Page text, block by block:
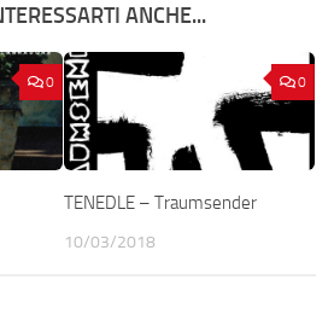
ANCHE...
0 0
TENEDLE – Traumsender
10/03/2018